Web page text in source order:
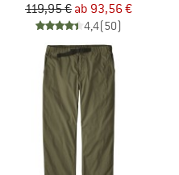
119,95 € ab 93,56 €
4,4(50)